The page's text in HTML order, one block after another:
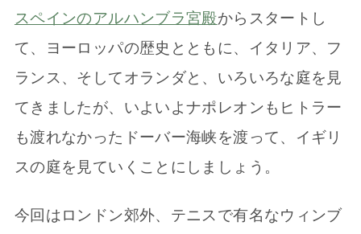
スペインのアルハンブラ宮殿からスタートし
て、ヨーロッパの歴史とともに、イタリア、フ
ランス、そしてオランダと、いろいろな庭を見
てきましたが、いよいよナポレオンもヒトラー
も渡れなかったドーバー海峡を渡って、イギリ
スの庭を見ていくことにしましょう。
今回はロンドン郊外、テニスで有名なウィンブ